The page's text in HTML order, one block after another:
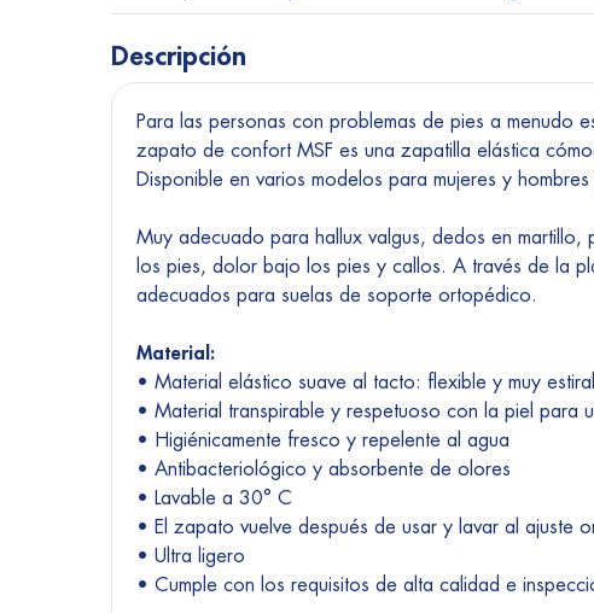
Descripción
Para las personas con problemas de pies a menudo
zapato de confort MSF es una zapatilla elástica
Disponible en varios modelos para mujeres y
Muy adecuado para hallux valgus, dedos en martillo,
los pies, dolor bajo los pies y callos. A través de la
adecuados para suelas de soporte ortopédico.
Material:
• Material elástico suave al tacto: flexible y muy
• Material transpirable y respetuoso con la piel para
• Higiénicamente fresco y repelente al agua
• Antibacteriológico y absorbente de olores
• Lavable a 30° C
• El zapato vuelve después de usar y lavar al ajuste
• Ultra ligero
• Cumple con los requisitos de alta calidad e